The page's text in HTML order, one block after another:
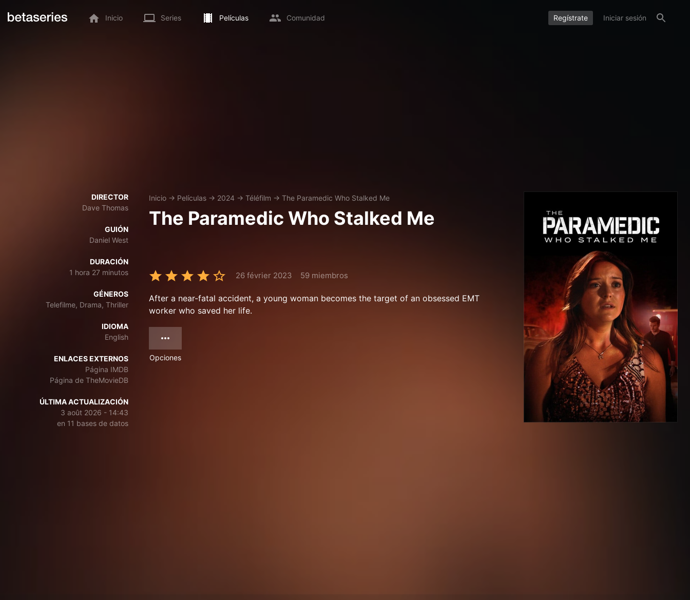
Inicio Series Películas Comunidad Regístrate Iniciar sesión
DIRECTOR
Dave Thomas
GUIÓN
Daniel West
DURACIÓN
1 hora 27 minutos
GÉNEROS
Telefilme, Drama, Thriller
IDIOMA
English
ENLACES EXTERNOS
Página IMDB
Página de TheMovieDB
ÚLTIMA ACTUALIZACIÓN
3 août 2026 - 14:43
en 11 bases de datos
Inicio → Películas → 2024 → Téléfilm → The Paramedic Who Stalked Me
The Paramedic Who Stalked Me
26 février 2023 59 miembros
After a near-fatal accident, a young woman becomes the target of an obsessed EMT
worker who saved her life.
Opciones